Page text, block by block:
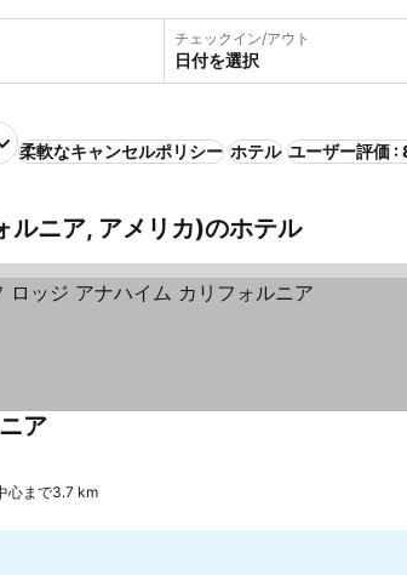
チェックイン/アウト
日付を選択
柔軟なキャンセルポリシー ホテル ユーザー評価 :
ルニア, アメリカ)のホテル
ア
心まで3.7 km